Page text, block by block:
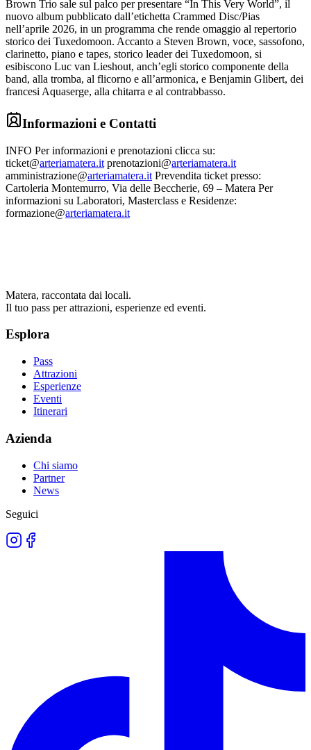
Brown Trio sale sul palco per presentare “In This Very World”, il
nuovo album pubblicato dall’etichetta Crammed Disc/Pias
nell’aprile 2026, in un programma che rende omaggio al repertorio
storico dei Tuxedomoon. Accanto a Steven Brown, voce, sassofono,
clarinetto, piano e tapes, storico leader dei Tuxedomoon, si
esibiscono Luc van Lieshout, anch’egli storico componente della
band, alla tromba, al flicorno e all’armonica, e Benjamin Glibert, dei
francesi Aquaserge, alla chitarra e al contrabbasso.
Informazioni e Contatti
INFO Per informazioni e prenotazioni clicca su:
ticket@arteriamatera.it prenotazioni@arteriamatera.it
amministrazione@arteriamatera.it Prevendita ticket presso:
Cartoleria Montemurro, Via delle Beccherie, 69 – Matera Per
informazioni su Laboratori, Masterclass e Residenze:
formazione@arteriamatera.it
Matera, raccontata dai locali.
Il tuo pass per attrazioni, esperienze ed eventi.
Esplora
Pass
Attrazioni
Esperienze
Eventi
Itinerari
Azienda
Chi siamo
Partner
News
Seguici